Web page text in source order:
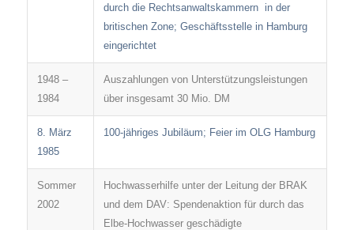
durch die Rechtsanwaltskammern in der
britischen Zone; Geschäftsstelle in Hamburg
eingerichtet
1948 –
1984
Auszahlungen von Unterstützungsleistungen
über insgesamt 30 Mio. DM
8. März
1985
100-jähriges Jubiläum; Feier im OLG Hamburg
Sommer
2002
Hochwasserhilfe unter der Leitung der BRAK
und dem DAV: Spendenaktion für durch das
Elbe-Hochwasser geschädigte